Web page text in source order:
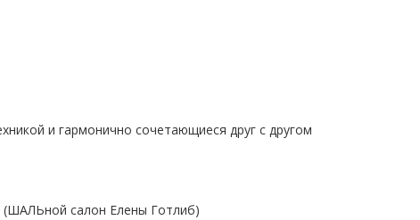
и гармонично сочетающиеся друг с другом
(ШАЛЬной салон Елены Готлиб)